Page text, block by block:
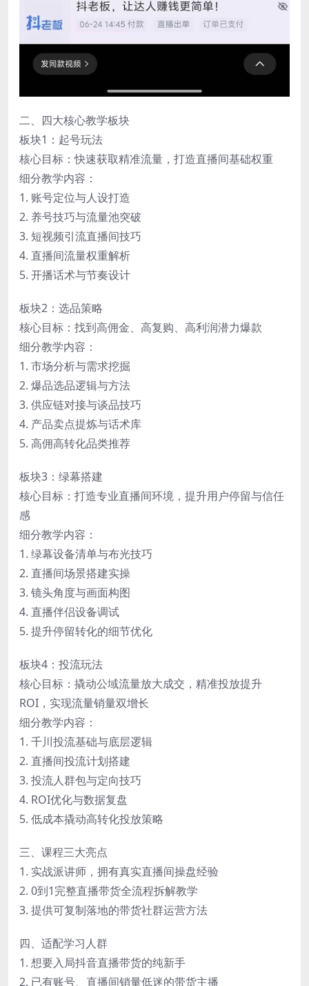
二、四大核心教学板块
板块1：起号玩法
核心目标：快速获取精准流量，打造直播间基础权重
细分教学内容：
1. 账号定位与人设打造
2. 养号技巧与流量池突破
3. 短视频引流直播间技巧
4. 直播间流量权重解析
5. 开播话术与节奏设计
板块2：选品策略
核心目标：找到高佣金、高复购、高利润潜力爆款
细分教学内容：
1. 市场分析与需求挖掘
2. 爆品选品逻辑与方法
3. 供应链对接与谈品技巧
4. 产品卖点提炼与话术库
5. 高佣高转化品类推荐
板块3：绿幕搭建
核心目标：打造专业直播间环境，提升用户停留与信任
感
细分教学内容：
1. 绿幕设备清单与布光技巧
2. 直播间场景搭建实操
3. 镜头角度与画面构图
4. 直播伴侣设备调试
5. 提升停留转化的细节优化
板块4：投流玩法
核心目标：撬动公域流量放大成交，精准投放提升
ROI，实现流量销量双增长
细分教学内容：
1. 千川投流基础与底层逻辑
2. 直播间投流计划搭建
3. 投流人群包与定向技巧
4. ROI优化与数据复盘
5. 低成本撬动高转化投放策略
三、课程三大亮点
1. 实战派讲师，拥有真实直播间操盘经验
2. 0到1完整直播带货全流程拆解教学
3. 提供可复制落地的带货社群运营方法
四、适配学习人群
1. 想要入局抖音直播带货的纯新手
2. 已有账号、直播间销量低迷的带货主播